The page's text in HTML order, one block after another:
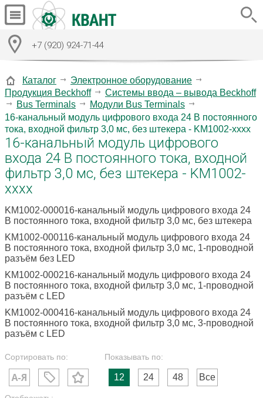
+7 (920) 924-71-44
Каталог
Электронное оборудование
Продукция Beckhoff
Системы ввода – вывода Beckhoff
Bus Terminals
Модули Bus Terminals
16-канальный модуль цифрового входа 24 В постоянного
тока, входной фильтр 3,0 мс, без штекера - KM1002-xxxx
16-канальный модуль цифрового
входа 24 В постоянного тока, входной
фильтр 3,0 мс, без штекера - KM1002-
xxxx
KM1002-000016-канальный модуль цифрового входа 24
В постоянного тока, входной фильтр 3,0 мс, без штекера
KM1002-000116-канальный модуль цифрового входа 24
В постоянного тока, входной фильтр 3,0 мс, 1-проводной
разъём без LED
KM1002-000216-канальный модуль цифрового входа 24
В постоянного тока, входной фильтр 3,0 мс, 1-проводной
разъём с LED
KM1002-000416-канальный модуль цифрового входа 24
В постоянного тока, входной фильтр 3,0 мс, 3-проводной
разъём с LED
Сортировать по: Показывать по:
12 24 48 Все